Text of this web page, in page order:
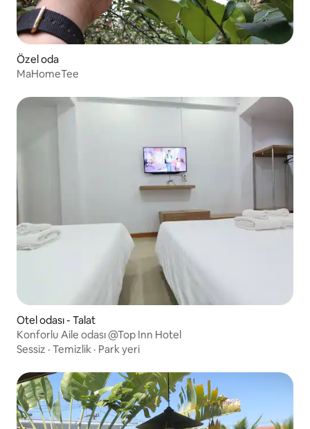
Özel oda
MaHomeTee
Otel odası - Talat
Konforlu Aile odası @Top Inn Hotel
Sessiz · Temizlik · Park yeri